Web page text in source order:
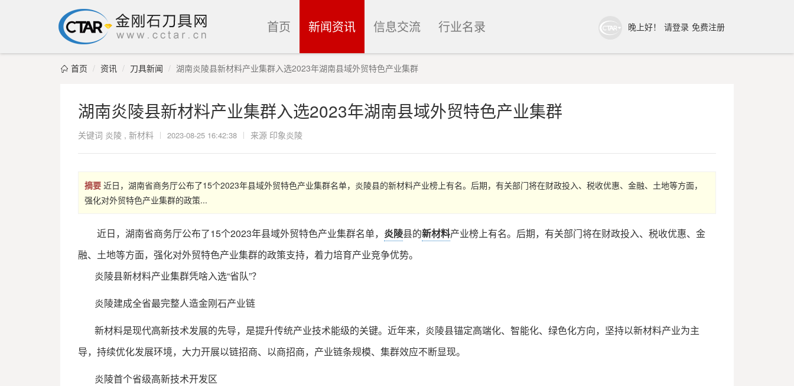
首页 新闻资讯 信息交流 行业名录 晚上好！ 请登录 免费注册
 首页 资讯 刀具新闻 湖南炎陵县新材料产业集群入选2023年湖南县域外贸特色产业集群
湖南炎陵县新材料产业集群入选2023年湖南县域外贸特色产业集群
关键词 炎陵 , 新材料 | 2023-08-25 16:42:38 | 来源 印象炎陵
摘要 ​近日，湖南省商务厅公布了15个2023年县域外贸特色产业集群名单，炎陵县的新材料产业榜上有名。后期，有关部门将在财政投入、税收优惠、金融、土地等方面，
强化对外贸特色产业集群的政策...
近日，湖南省商务厅公布了15个2023年县域外贸特色产业集群名单， 炎陵县的新材料产业榜上有名。后期，有关部门将在财政投入、税收优惠、金
融、土地等方面，强化对外贸特色产业集群的政策支持，着力培育产业竞争优势。
炎陵县新材料产业集群凭啥入选“省队”？
炎陵建成全省最完整人造金刚石产业链
新材料是现代高新技术发展的先导，是提升传统产业技术能级的关键。近年来，炎陵县锚定高端化、智能化、绿色化方向，坚持以新材料产业为主
导，持续优化发展环境，大力开展以链招商、以商招商，产业链条规模、集群效应不断显现。
炎陵首个省级高新技术开发区